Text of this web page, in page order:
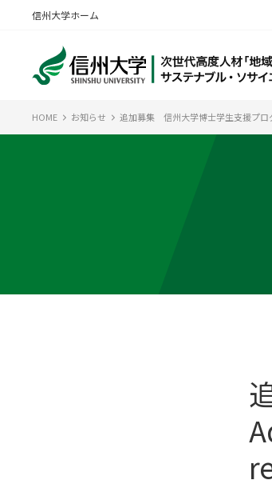
信州大学ホーム
HOME お知らせ 追加募集 信州大学博士学生支援プ